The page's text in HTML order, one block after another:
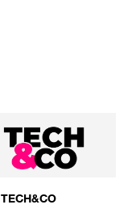
TECH&CO